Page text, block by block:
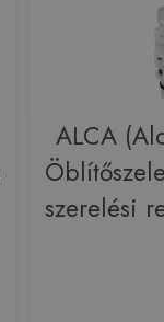
ALCA
szerelési